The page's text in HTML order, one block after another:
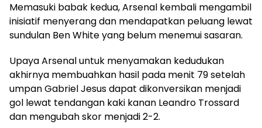
Memasuki babak kedua, Arsenal kembali mengambil
inisiatif menyerang dan mendapatkan peluang lewat
sundulan Ben White yang belum menemui sasaran.
Upaya Arsenal untuk menyamakan kedudukan
akhirnya membuahkan hasil pada menit 79 setelah
umpan Gabriel Jesus dapat dikonversikan menjadi
gol lewat tendangan kaki kanan Leandro Trossard
dan mengubah skor menjadi 2-2.